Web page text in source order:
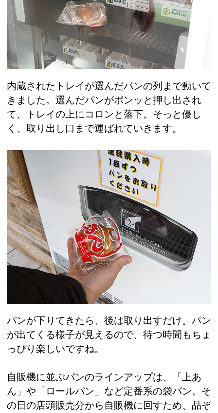
内蔵されたトレイが選んだパンの列まで動いて
きました。選んだパンがポンッと押し出され
て、トレイの上にコロンと落下。そっと優し
く、取り出し口まで運ばれていきます。
パンが下りてきたら、後は取り出すだけ。パン
が出てくる様子が見えるので、待つ時間もちょ
っぴり楽しいですね。
自販機に並ぶパンのラインアップは、「上あ
ん」や「ロールパン」など定番系の袋パン。そ
の日の店頭販売分から自販機に回すため、品ぞ